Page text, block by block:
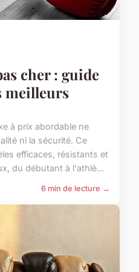
cher : guide
meilleurs
à prix abordable ne
ni la sécurité. Ce
efficaces, résistants et
du débutant à l'athlè...
6 min de lecture →